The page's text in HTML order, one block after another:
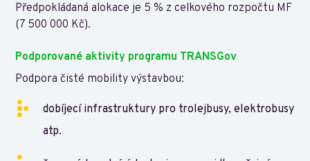
Předpokládaná alokace je 5 % z celkového rozpočtu MF
(7 500 000 Kč).
Podporované aktivity programu TRANSGov
Podpora čisté mobility výstavbou:
dobíjecí infrastruktury pro trolejbusy, elektrobusy
atp.